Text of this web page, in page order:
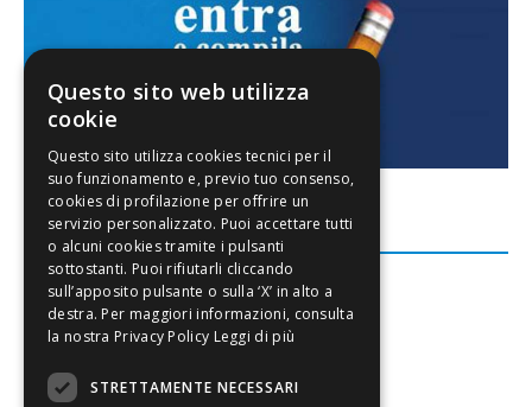
FACEBOOK
Questo sito web utilizza
cookie
Leggi di più
STRETTAMENTE NECESSARI